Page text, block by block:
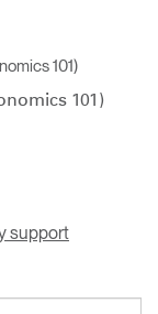
101)
support